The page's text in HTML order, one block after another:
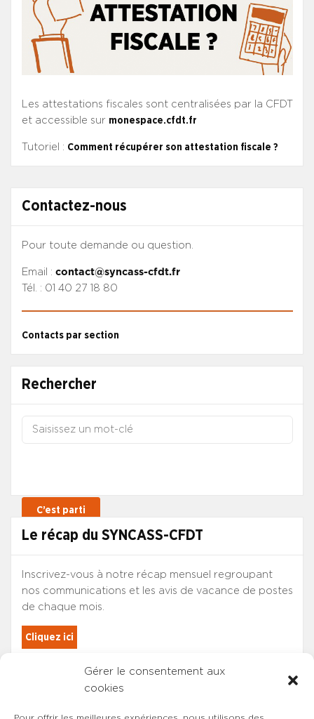
Gérer le consentement aux
cookies
Les attestations fiscales sont centralisées par la CFDT
et accessible sur monespace.cfdt.fr
Tutoriel : Comment récupérer son attestation fiscale ?
Contactez-nous
Pour toute demande ou question.
Email : contact@syncass-cfdt.fr
Tél. : 01 40 27 18 80
Contacts par section
Rechercher
Le récap du SYNCASS-CFDT
Inscrivez-vous à notre récap mensuel regroupant
nos communications et les avis de vacance de postes
de chaque mois.
Cliquez ici
Les adhérents du SYNCASS-CFDT
sont automatiquement inscrits.